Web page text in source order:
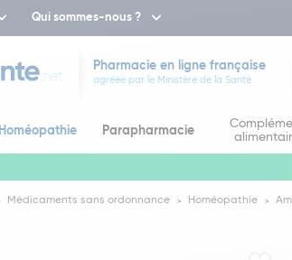
Qui sommes-nous ?
Pharmacie en ligne française
agréée par le Ministère de la Santé
Homéopathie Parapharmacie
Médicaments sans ordonnance Homéopathie